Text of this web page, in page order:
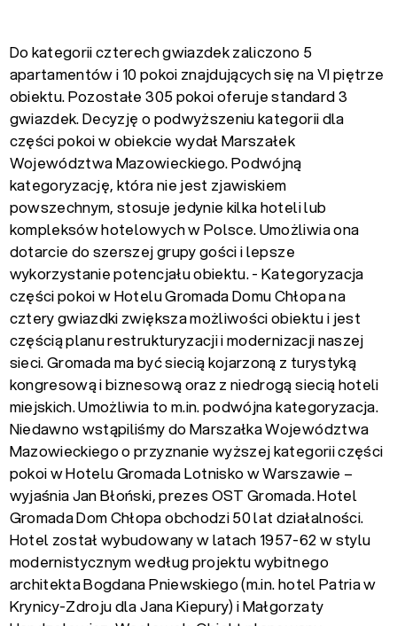
Do kategorii czterech gwiazdek zaliczono 5
apartamentów i 10 pokoi znajdujących się na VI piętrze
obiektu.Pozostałe 305 pokoi oferuje standard 3
gwiazdek. Decyzję o podwyższeniu kategorii dla
części pokoi w obiekcie wydał Marszałek
Województwa Mazowieckiego. Podwójną
kategoryzację, która nie jest zjawiskiem
powszechnym, stosuje jedynie kilka hoteli lub
kompleksów hotelowych w Polsce. Umożliwia ona
dotarcie do szerszej grupy gości i lepsze
wykorzystanie potencjału obiektu. - Kategoryzacja
części pokoi w Hotelu Gromada Domu Chłopa na
cztery gwiazdki zwiększa możliwości obiektu i jest
częścią planu restrukturyzacji i modernizacji naszej
sieci. Gromada ma być siecią kojarzoną z turystyką
kongresową i biznesową oraz z niedrogą siecią hoteli
miejskich. Umożliwia to m.in. podwójna kategoryzacja.
Niedawno wstąpiliśmy do Marszałka Województwa
Mazowieckiego o przyznanie wyższej kategorii części
pokoi w Hotelu Gromada Lotnisko w Warszawie –
wyjaśnia Jan Błoński, prezes OST Gromada. Hotel
Gromada Dom Chłopa obchodzi 50 lat działalności.
Hotel został wybudowany w latach 1957-62 w stylu
modernistycznym według projektu wybitnego
architekta Bogdana Pniewskiego (m.in. hotel Patria w
Krynicy-Zdroju dla Jana Kiepury) i Małgorzaty